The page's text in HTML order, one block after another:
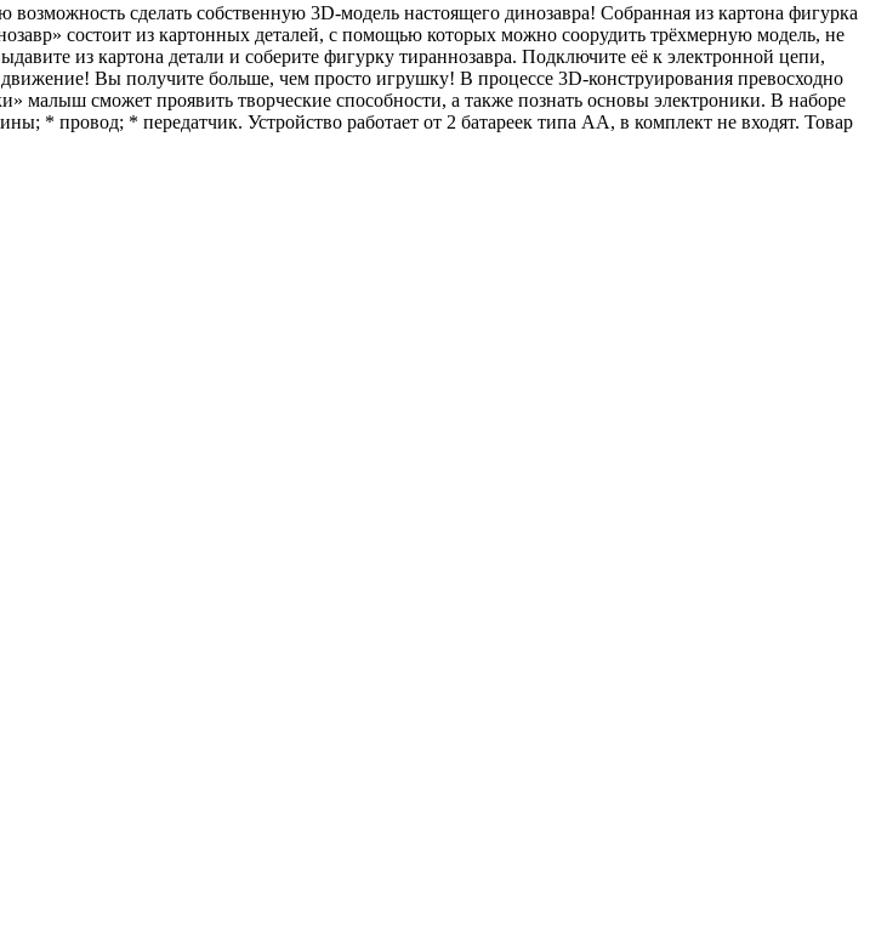
сделать собственную 3D-модель настоящего динозавра! Собранная из картона фигурка
состоит из картонных деталей, с помощью которых можно соорудить трёхмерную модель, не
из картона детали и соберите фигурку тираннозавра. Подключите её к электронной цепи,
Вы получите больше, чем просто игрушку! В процессе 3D-конструирования превосходно
малыш сможет проявить творческие способности, а также познать основы электроники. В наборе
* провод; * передатчик. Устройство работает от 2 батареек типа АА, в комплект не входят. Товар